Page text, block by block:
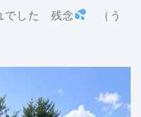
でした 残念
（う